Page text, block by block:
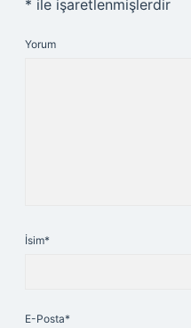
* ile işaretlenmişlerdir
Yorum
İsim*
E-Posta*